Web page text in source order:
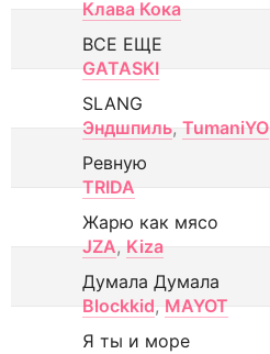
Клава Кока
ВСЕ ЕЩЕ
GATASKI
SLANG
Эндшпиль, TumaniYO
Ревную
TRIDA
Жарю как мясо
JZA, Kiza
Думала Думала
Blockkid, MAYOT
Я ты и море